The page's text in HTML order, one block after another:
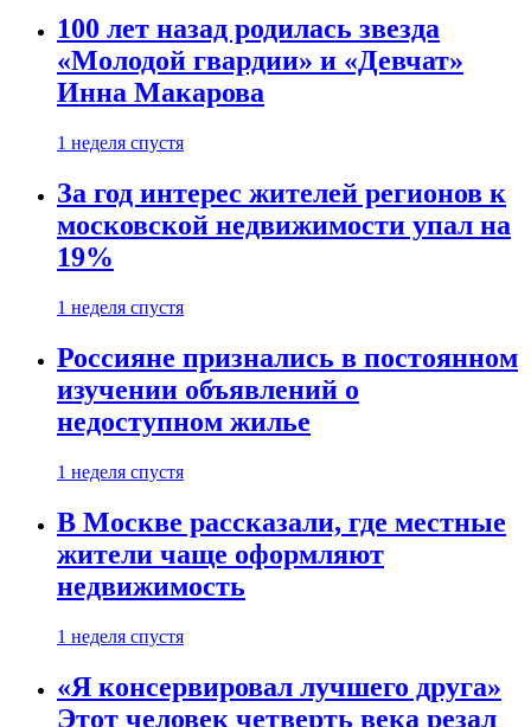
100 лет назад родилась звезда
«Молодой гвардии» и «Девчат»
Инна Макарова
1 неделя спустя
За год интерес жителей регионов к
московской недвижимости упал на
19%
1 неделя спустя
Россияне признались в постоянном
изучении объявлений о
недоступном жилье
1 неделя спустя
В Москве рассказали, где местные
жители чаще оформляют
недвижимость
1 неделя спустя
«Я консервировал лучшего друга»
Этот человек четверть века резал